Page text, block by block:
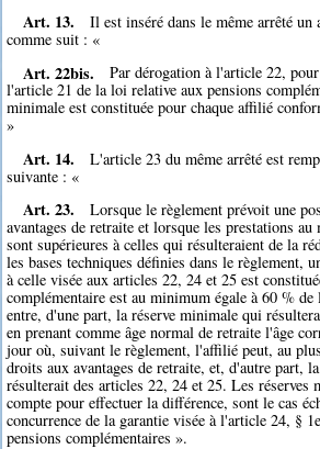
Art. 13.
Il est inséré dans le même arrêté
comme suit : «
Art. 22bis.
Par dérogation à l'article 22,
l'article 21 de la loi relative aux pensions
minimale est constituée pour chaque affilié
»
Art. 14.
L'article 23 du même arrêté est
suivante : «
Art. 23.
Lorsque le règlement prévoit une
avantages de retraite et lorsque les prestations
sont supérieures à celles qui résulteraient de la
les bases techniques définies dans le règlement,
à celle visée aux articles 22, 24 et 25 est
complémentaire est au minimum égale à 60 %
entre, d'une part, la réserve minimale qui
en prenant comme âge normal de retraite l'âge
jour où, suivant le règlement, l'affilié peut, au
droits aux avantages de retraite, et, d'autre part,
résulterait des articles 22, 24 et 25. Les réserves
compte pour effectuer la différence, sont le cas
concurrence de la garantie visée à l'article 24, §
pensions complémentaires ».